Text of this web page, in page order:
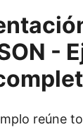
-
reúne